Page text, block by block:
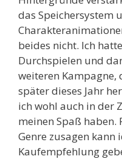
das Speichersystem
beides nicht. Ich
Durchspielen und
weiteren
später dieses Jahr
ich wohl auch in der
meinen Spaß haben.
Genre zusagen kann
Kaufempfehlung